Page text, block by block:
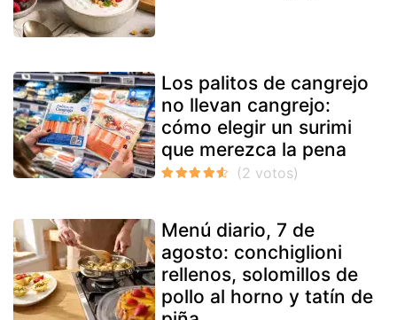
Los palitos de cangrejo
no llevan cangrejo:
cómo elegir un surimi
que merezca la pena
Menú diario, 7 de
agosto: conchiglioni
rellenos, solomillos de
pollo al horno y tatín de